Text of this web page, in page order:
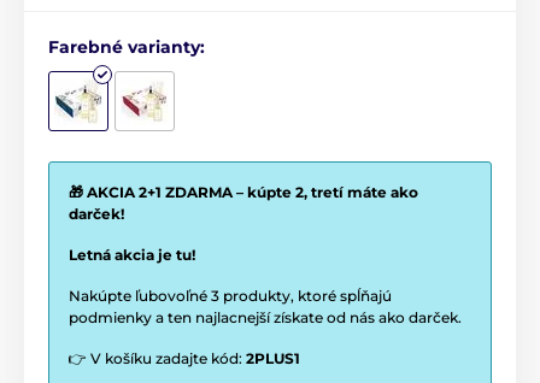
Farebné varianty:
🎁 AKCIA 2+1 ZDARMA – kúpte 2, tretí máte ako
darček!
Letná akcia je tu!
Nakúpte ľubovoľné 3 produkty, ktoré spĺňajú
podmienky a ten najlacnejší získate od nás ako darček.
👉 V košíku zadajte kód: 2PLUS1